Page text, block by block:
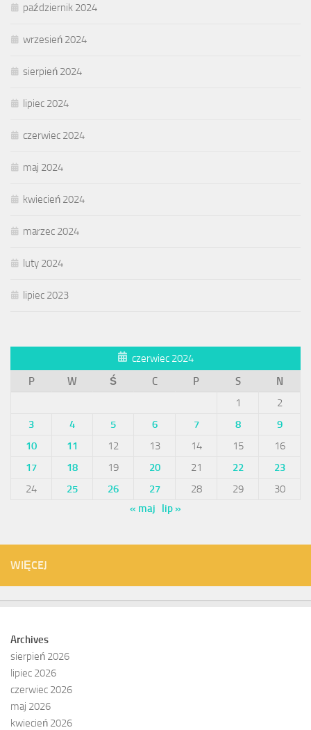
październik 2024
wrzesień 2024
sierpień 2024
lipiec 2024
czerwiec 2024
maj 2024
kwiecień 2024
marzec 2024
luty 2024
lipiec 2023
czerwiec 2024
P
W Ś C P S
N
1
2
3
4 5 6 7 8
9
10
11 12 13 14 15
16
17
18 19 20 21 22
23
24
25 26 27 28 29
30
« maj
lip »
WIĘCEJ
Archives
sierpień 2026
lipiec 2026
czerwiec 2026
maj 2026
kwiecień 2026